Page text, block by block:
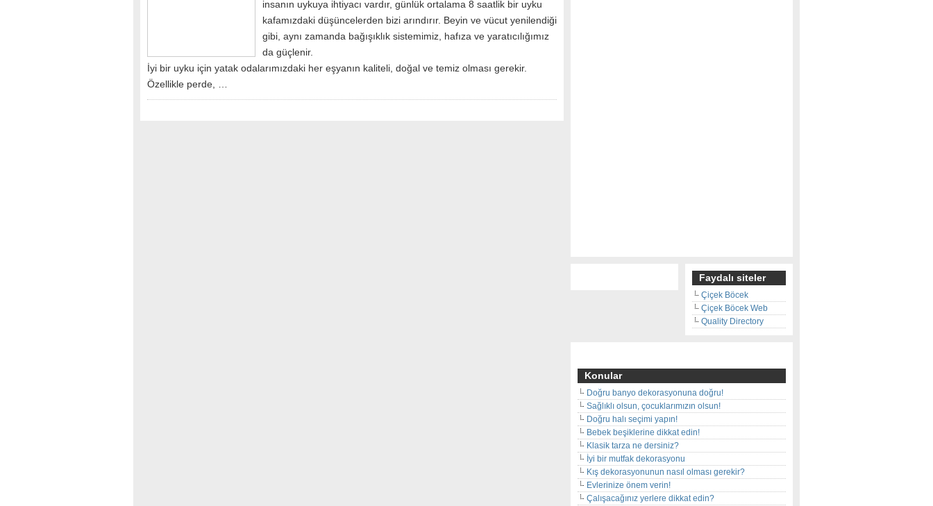
insanın uykuya ihtiyacı vardır, günlük ortalama 8 saatlik bir uyku
kafamızdaki düşüncelerden bizi arındırır. Beyin ve vücut yenilendiği
gibi, aynı zamanda bağışıklık sistemimiz, hafıza ve yaratıcılığımız
da güçlenir.
İyi bir uyku için yatak odalarımızdaki her eşyanın kaliteli, doğal ve temiz olması gerekir.
Özellikle perde, …
Faydalı siteler
Çiçek Böcek
Çiçek Böcek Web
Quality Directory
Konular
Doğru banyo dekorasyonuna doğru!
Sağlıklı olsun, çocuklarımızın olsun!
Doğru halı seçimi yapın!
Bebek beşiklerine dikkat edin!
Klasik tarza ne dersiniz?
İyi bir mutfak dekorasyonu
Kış dekorasyonunun nasıl olması gerekir?
Evlerinize önem verin!
Çalışacağınız yerlere dikkat edin?